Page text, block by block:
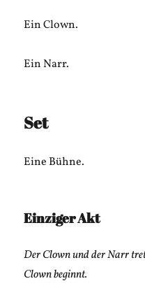
Ein Clown.
Ein Narr.
Set
Eine Bühne.
Einziger Akt
Der Clown und der Narr
Clown beginnt.